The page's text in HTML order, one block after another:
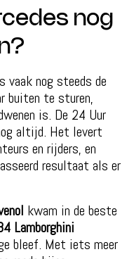
nog
vaak nog steeds de
buiten te sturen,
is. De 24 Uur
altijd. Het levert
en rijders, en
resultaat als er
kwam in de beste
Lamborghini
bleef. Met iets meer